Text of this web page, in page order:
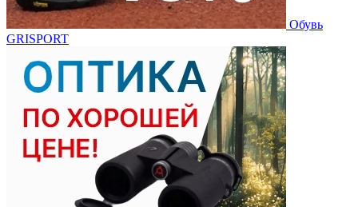
Обувь
GRISPORT